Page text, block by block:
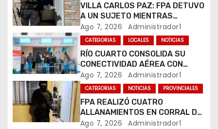
e
e
n
t
r
a
VILLA CARLOS PAZ: FPA DETUVO
A UN SUJETO MIENTRAS
COMERCIALIZABA COCAÍNA Y
MARIHUANA EN UNA PLAZA
Ago 7, 2026 Administrador1
CATEGORIAS LOCALES NOTICIAS
RÍO CUARTO CONSOLIDA SU
CONECTIVIDAD AÉREA CON
CUATRO VUELOS SEMANALES A
BUENOS AIRES
Ago 7, 2026 Administrador1
CATEGORIAS NOTICIAS PROVINCIALES
FPA REALIZÓ CUATRO
ALLANAMIENTOS EN CORRAL DE
BUSTOS-IFFLINGER
Ago 7, 2026 Administrador1